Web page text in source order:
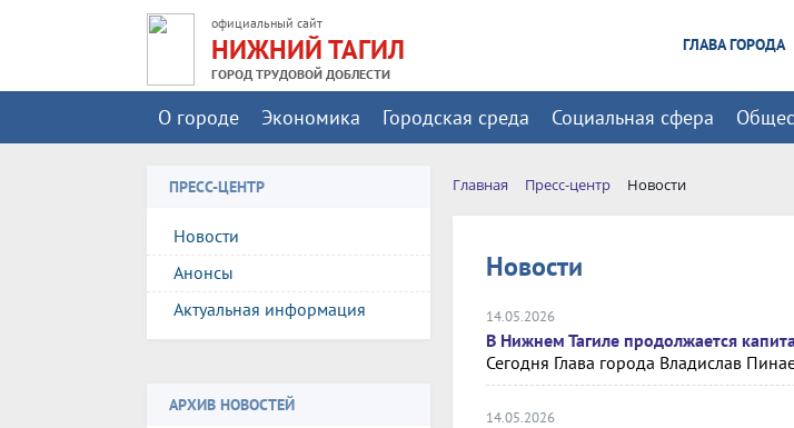
официальный сайт
НИЖНИЙ ТАГИЛ
ГОРОД ТРУДОВОЙ ДОБЛЕСТИ
ГЛАВА ГОРОДА
О городе Экономика Городская среда Социальная сфера
ПРЕСС-ЦЕНТР
Новости
Анонсы
Актуальная информация
АРХИВ НОВОСТЕЙ
Главная Пресс-центр Новости
Новости
14.05.2026
В Нижнем Тагиле продолжается
Сегодня Глава города Владислав
14.05.2026